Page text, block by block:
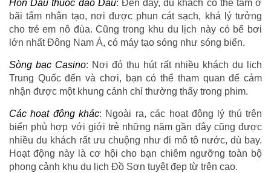
Hòn Dáu thuộc đảo Dáu: Đến đây, du khách có thể tắm ở
bãi tắm nhân tạo, nơi được phun cát sạch, khá lý tưởng
cho trẻ em nô đùa. Cũng trong khu du lịch này có bể bơi
lớn nhất Đông Nam Á, có máy tạo sóng như sóng biển.
Sòng bạc Casino: Nơi đó thu hút rất nhiều khách du lịch
Trung Quốc đến và chơi, bạn có thể tham quan để cảm
nhận được một khung cảnh chỉ thường thấy trong phim.
Các hoạt động khác: Ngoài ra, các hoạt động lý thú trên
biển phù hợp với giới trẻ những năm gần đây cũng được
nhiều du khách rất ưu chuộng như đi mô tô nước, dù bay.
Hoạt động này là cơ hội cho bạn chiêm ngưỡng toàn bộ
phong cảnh khu du lịch Đồ Sơn tuyệt đẹp từ trên cao.